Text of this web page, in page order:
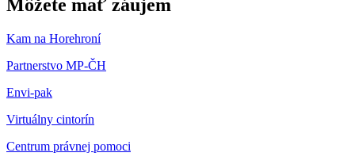
Môžete mať záujem
Kam na Horehroní
Partnerstvo MP-ČH
Envi-pak
Virtuálny cintorín
Centrum právnej pomoci